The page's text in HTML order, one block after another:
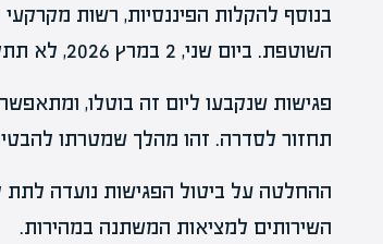
בנוסף להקלות הפיננסיות, רשות
השוטפת. ביום שני, 2 במרץ 2026, לא תתקיים קבלת קהל במשרדי הרשות.
פגישות שנקבעו ליום זה בוטלו,
תחזור לסדרה. זהו מהלך שמטרתו
ההחלטה על ביטול הפגישות נועדה
השירותים למציאות המשתנה במהירות.